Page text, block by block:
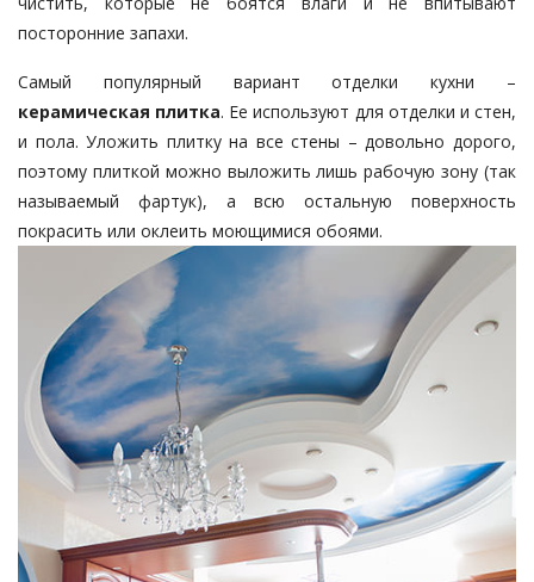
посторонние запахи.
Самый популярный вариант отделки кухни –
керамическая плитка. Ее используют для отделки и стен,
и пола. Уложить плитку на все стены – довольно дорого,
поэтому плиткой можно выложить лишь рабочую зону (так
называемый фартук), а всю остальную поверхность
покрасить или оклеить моющимися обоями.